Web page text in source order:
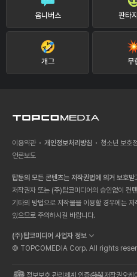
옴니버스 판타
개그 무
이용약관 개인정보처리방침 청소년 보호
언론보도
탑툰의 모든 콘텐츠는 저작권법에 의거 보호받
저작권자 또는 (주)탑코미디어의 승인없이 컨
기타의 방법으로 저작물을 이용할 경우에는
있으므로 주의하시길 바랍니다.
(주)탑코미디어 사업자 정보
© TOPCOMEDIA Corp. All rights
정보보호 관리체계 인증 저작권오케